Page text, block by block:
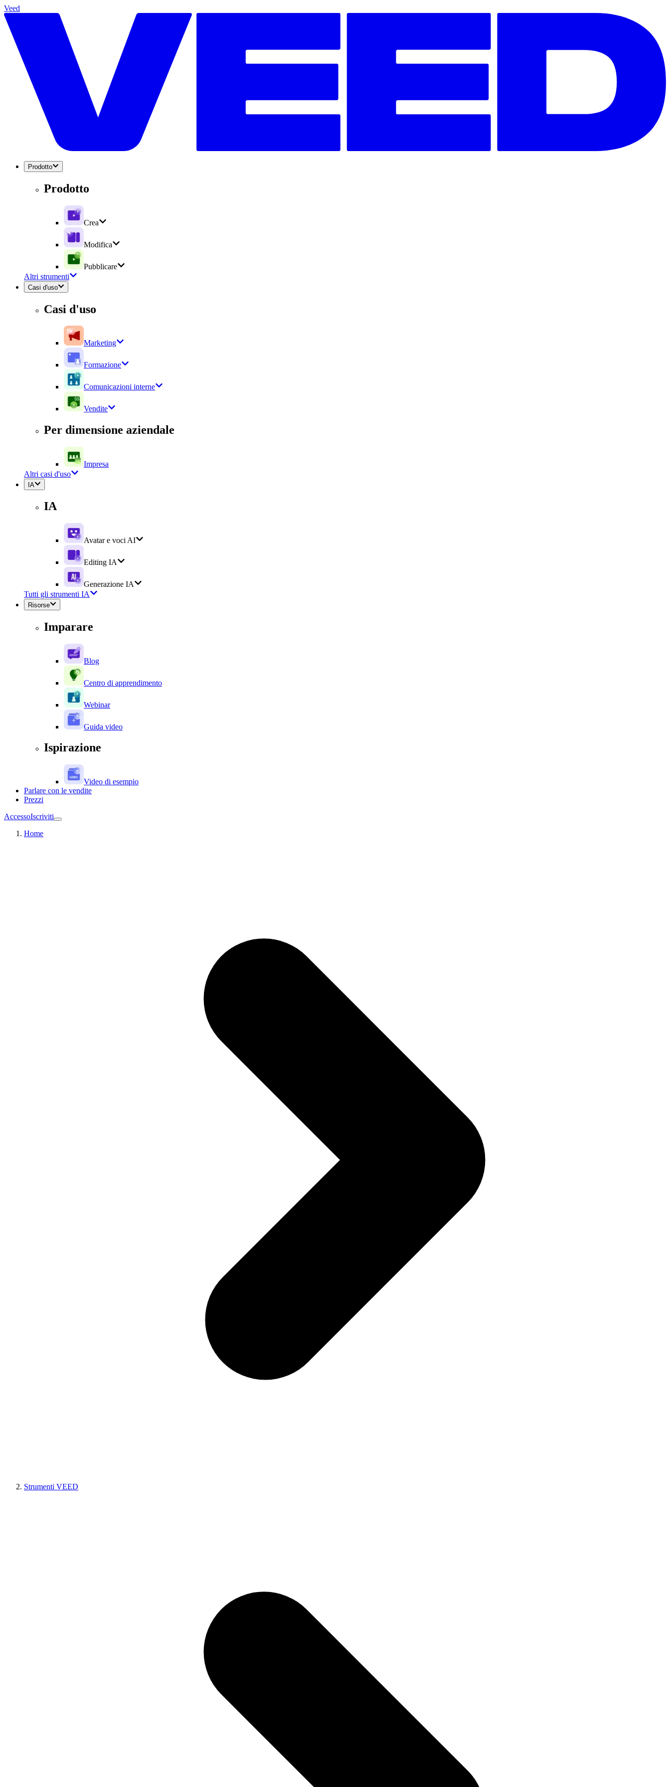
Veed
Prodotto
Prodotto
Crea
Modifica
Pubblicare
Altri strumenti
Casi d'uso
Casi d'uso
Marketing
Formazione
Comunicazioni interne
Vendite
Per dimensione aziendale
Impresa
Altri casi d'uso
IA
IA
Avatar e voci AI
Editing IA
Generazione IA
Tutti gli strumenti IA
Risorse
Imparare
Blog
Centro di apprendimento
Webinar
Guida video
Ispirazione
Video di esempio
Parlare con le vendite
Prezzi
AccessoIscriviti
Home
Strumenti VEED